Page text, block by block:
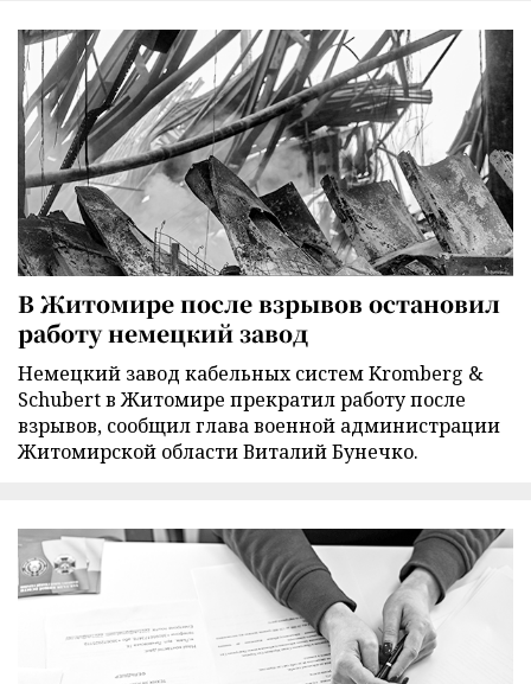
В Житомире после взрывов остановил
работу немецкий завод
Немецкий завод кабельных систем Kromberg &
Schubert в Житомире прекратил работу после
взрывов, сообщил глава военной администрации
Житомирской области Виталий Бунечко.